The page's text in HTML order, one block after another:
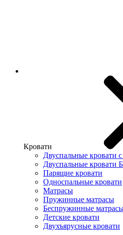
Кровати
Двуспальные кровати
Двуспальные кровати
Парящие кровати
Односпальные кровати
Матрасы
Пружинные матрасы
Беспружинные
Детские кровати
Двухъярусные кровати